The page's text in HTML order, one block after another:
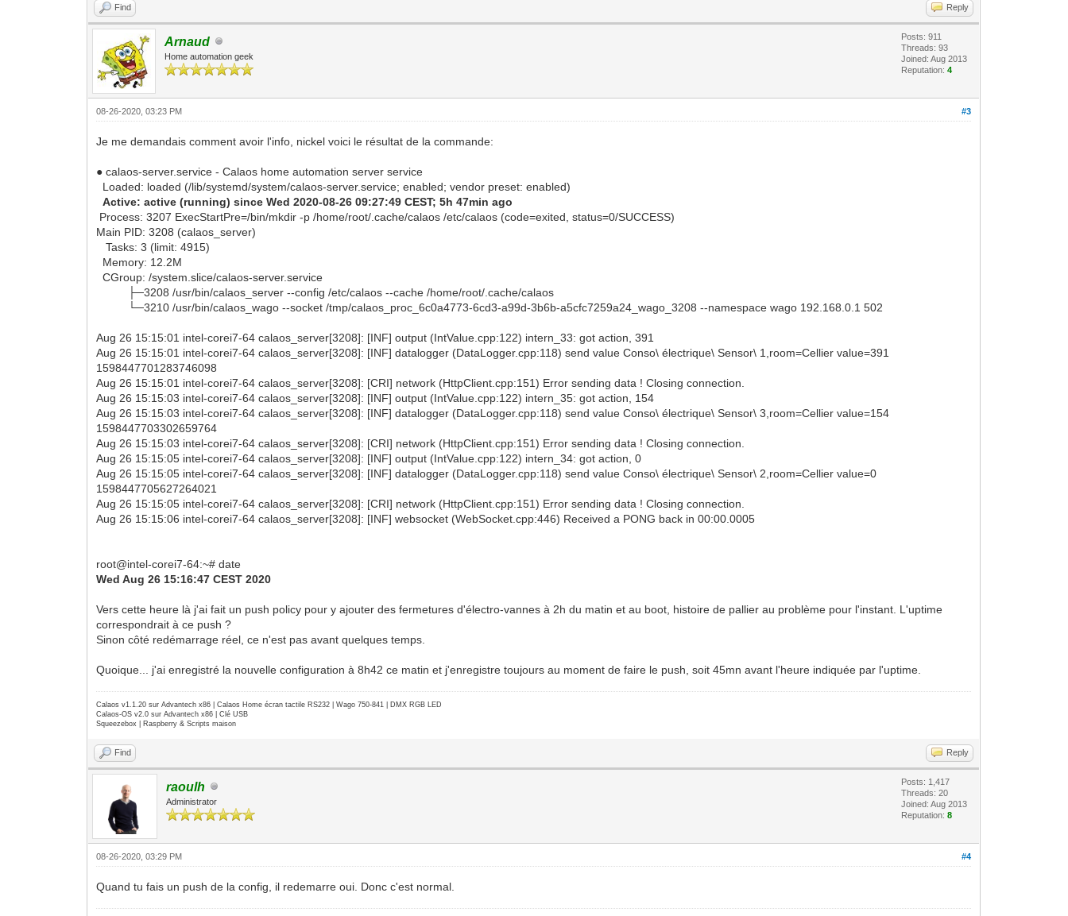
Find Reply
Arnaud
Home automation geek
Posts: 911
Threads: 93
Joined: Aug 2013
Reputation:4
#3
08-26-2020, 03:23 PM
Je me demandais comment avoir l'info, nickel voici le résultat de la commande:
● calaos-server.service - Calaos home automation server service
Loaded: loaded (/lib/systemd/system/calaos-server.service; enabled; vendor preset: enabled)
Active: active (running) since Wed 2020-08-26 09:27:49 CEST; 5h 47min ago
Process: 3207 ExecStartPre=/bin/mkdir -p /home/root/.cache/calaos /etc/calaos (code=exited, status=0/SUCCESS)
Main PID: 3208 (calaos_server)
Tasks: 3 (limit: 4915)
Memory: 12.2M
CGroup: /system.slice/calaos-server.service
├─3208 /usr/bin/calaos_server --config /etc/calaos --cache /home/root/.cache/calaos
└─3210 /usr/bin/calaos_wago --socket /tmp/calaos_proc_6c0a4773-6cd3-a99d-3b6b-a5cfc7259a24_wago_3208 --namespace wago 192.168.0.1 502
Aug 26 15:15:01 intel-corei7-64 calaos_server[3208]: [INF] output (IntValue.cpp:122) intern_33: got action, 391
Aug 26 15:15:01 intel-corei7-64 calaos_server[3208]: [INF] datalogger (DataLogger.cpp:118) send value Conso\ électrique\ Sensor\ 1,room=Cellier value=391
1598447701283746098
Aug 26 15:15:01 intel-corei7-64 calaos_server[3208]: [CRI] network (HttpClient.cpp:151) Error sending data ! Closing connection.
Aug 26 15:15:03 intel-corei7-64 calaos_server[3208]: [INF] output (IntValue.cpp:122) intern_35: got action, 154
Aug 26 15:15:03 intel-corei7-64 calaos_server[3208]: [INF] datalogger (DataLogger.cpp:118) send value Conso\ électrique\ Sensor\ 3,room=Cellier value=154
1598447703302659764
Aug 26 15:15:03 intel-corei7-64 calaos_server[3208]: [CRI] network (HttpClient.cpp:151) Error sending data ! Closing connection.
Aug 26 15:15:05 intel-corei7-64 calaos_server[3208]: [INF] output (IntValue.cpp:122) intern_34: got action, 0
Aug 26 15:15:05 intel-corei7-64 calaos_server[3208]: [INF] datalogger (DataLogger.cpp:118) send value Conso\ électrique\ Sensor\ 2,room=Cellier value=0
1598447705627264021
Aug 26 15:15:05 intel-corei7-64 calaos_server[3208]: [CRI] network (HttpClient.cpp:151) Error sending data ! Closing connection.
Aug 26 15:15:06 intel-corei7-64 calaos_server[3208]: [INF] websocket (WebSocket.cpp:446) Received a PONG back in 00:00.0005
root@intel-corei7-64:~# date
Wed Aug 26 15:16:47 CEST 2020
Vers cette heure là j'ai fait un push policy pour y ajouter des fermetures d'électro-vannes à 2h du matin et au boot, histoire de pallier au problème pour l'instant. L'uptime
correspondrait à ce push ?
Sinon côté redémarrage réel, ce n'est pas avant quelques temps.
Quoique... j'ai enregistré la nouvelle configuration à 8h42 ce matin et j'enregistre toujours au moment de faire le push, soit 45mn avant l'heure indiquée par l'uptime.
Calaos v1.1.20 sur Advantech x86 | Calaos Home écran tactile RS232 | Wago 750-841 | DMX RGB LED
Calaos-OS v2.0 sur Advantech x86 | Clé USB
Squeezebox | Raspberry & Scripts maison
Find Reply
raoulh
Administrator
Posts: 1,417
Threads: 20
Joined: Aug 2013
Reputation:8
#4
08-26-2020, 03:29 PM
Quand tu fais un push de la config, il redemarre oui. Donc c'est normal.